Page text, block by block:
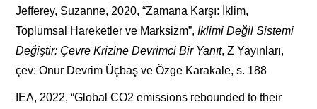
Jefferey, Suzanne, 2020, “Zamana Karşı: İklim,
Toplumsal Hareketler ve Marksizm”,İklimi Değil Sistemi
Değiştir: Çevre Krizine Devrimci Bir Yanıt, Z Yayınları,
çev: Onur Devrim Üçbaş ve Özge Karakale, s. 188
IEA, 2022, “Global CO2 emissions rebounded to their